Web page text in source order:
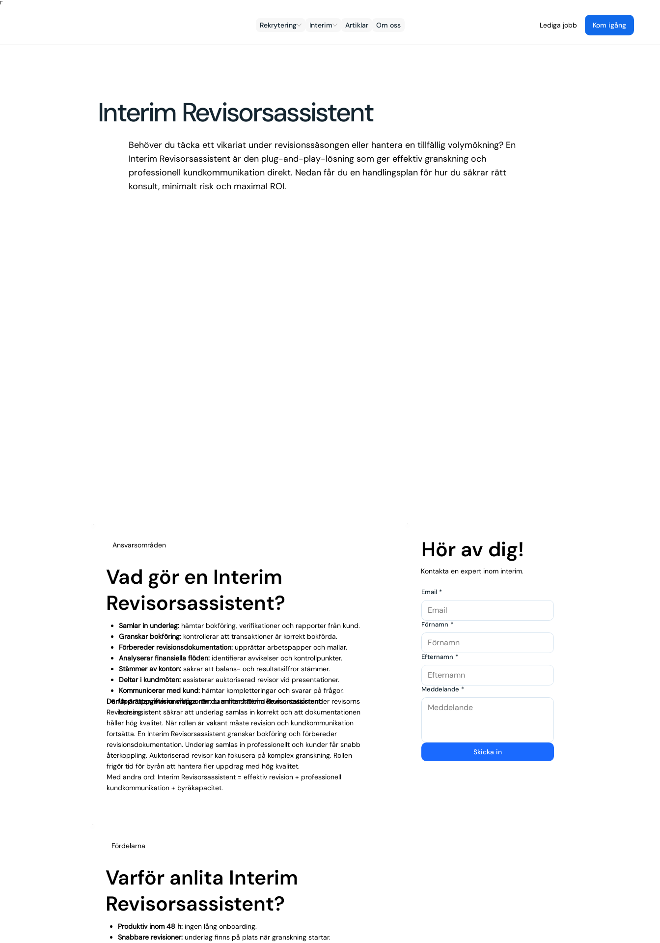
Γ
Lediga jobb Kom igång
Rekrytering Interim Artiklar Om oss
Interim Revisorsassistent
Behöver du täcka ett vikariat under revisionssäsongen eller hantera en tillfällig volymökning? En
Interim Revisorsassistent är den plug-and-play-lösning som ger effektiv granskning och
professionell kundkommunikation direkt. Nedan får du en handlingsplan för hur du säkrar rätt
konsult, minimalt risk och maximal ROI.
Ansvarsområden
Vad gör en Interim
Revisorsassistent?
Samlar in underlag: hämtar bokföring, verifikationer och rapporter från kund.
Granskar bokföring: kontrollerar att transaktioner är korrekt bokförda.
Förbereder revisionsdokumentation:upprättar arbetspapper och mallar.
Analyserar finansiella flöden: identifierar avvikelser och kontrollpunkter.
Stämmer av konton:säkrar att balans- och resultatsiffror stämmer.
Deltar i kundmöten:assisterar auktoriserad revisor vid presentationer.
Kommunicerar med kund: hämtar kompletteringar och svarar på frågor.
Upprättar revisionsrapporter:sammanställer dokumentation under revisorns
ledning.
Därför är uppgifterna viktiga när du anlitar Interim Revisorsassistent:
Revisorsassistent säkrar att underlag samlas in korrekt och att dokumentationen
håller hög kvalitet. När rollen är vakant måste revision och kundkommunikation
fortsätta. En Interim Revisorsassistent granskar bokföring och förbereder
revisionsdokumentation. Underlag samlas in professionellt och kunder får snabb
återkoppling. Auktoriserad revisor kan fokusera på komplex granskning. Rollen
frigör tid för byrån att hantera fler uppdrag med hög kvalitet.
Med andra ord: Interim Revisorsassistent = effektiv revision + professionell
kundkommunikation + byråkapacitet.
Fördelarna
Varför anlita Interim
Revisorsassistent?
Produktiv inom 48 h: ingen lång onboarding.
Snabbare revisioner: underlag finns på plats när granskning startar.
Hör av dig!
Kontakta en expert inom interim.
Email *
Förnamn *
Efternamn *
Meddelande *
Skicka in